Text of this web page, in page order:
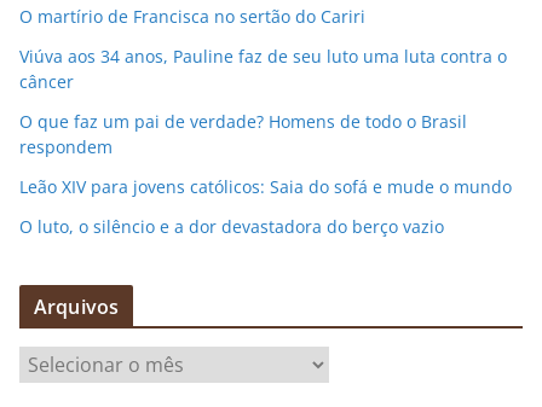
O martírio de Francisca no sertão do Cariri
Viúva aos 34 anos, Pauline faz de seu luto uma luta contra o
câncer
O que faz um pai de verdade? Homens de todo o Brasil
respondem
Leão XIV para jovens católicos: Saia do sofá e mude o mundo
O luto, o silêncio e a dor devastadora do berço vazio
Arquivos
r